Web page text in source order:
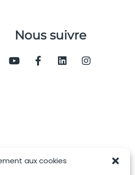
aux cookies
Nous suivre